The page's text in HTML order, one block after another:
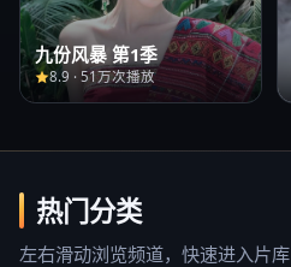
九份风暴 第1季
8.9 · 51万次播放
热门分类
左右滑动浏览频道，快速进入片库